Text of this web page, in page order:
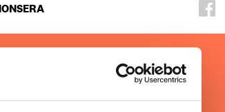
inom
för ägare